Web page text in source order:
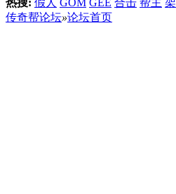
传奇帮论坛»论坛首页